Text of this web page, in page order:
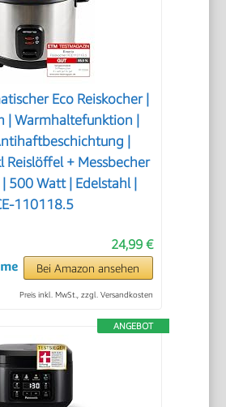
Eco Reiskocher |
| Warmhaltefunktion |
|
Reislöffel + Messbecher
| 500 Watt | Edelstahl |
110118.5
24,99 €
Bei Amazon ansehen
Preis inkl. MwSt., zzgl. Versandkosten
ANGEBOT